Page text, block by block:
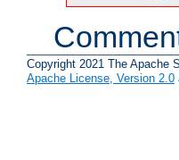
Copyright 2021 The Apache
Apache License, Version 2.0